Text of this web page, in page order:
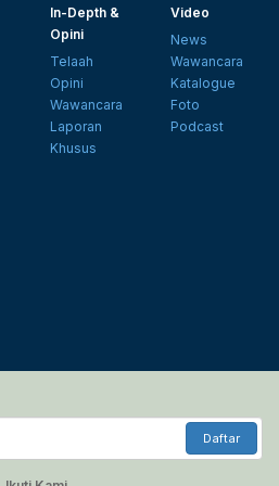
In-Depth &
Opini
Telaah
Opini
Wawancara
Laporan
Khusus
Video
News
Wawancara
Katalogue
Foto
Podcast
Daftar